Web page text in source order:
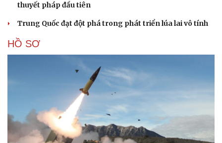
thuyết pháp đầu tiên
Trung Quốc đạt đột phá trong phát triển lúa lai vô tính
HỒ SƠ